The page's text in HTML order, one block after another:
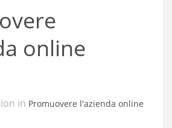
online
in Promuovere l'azienda online